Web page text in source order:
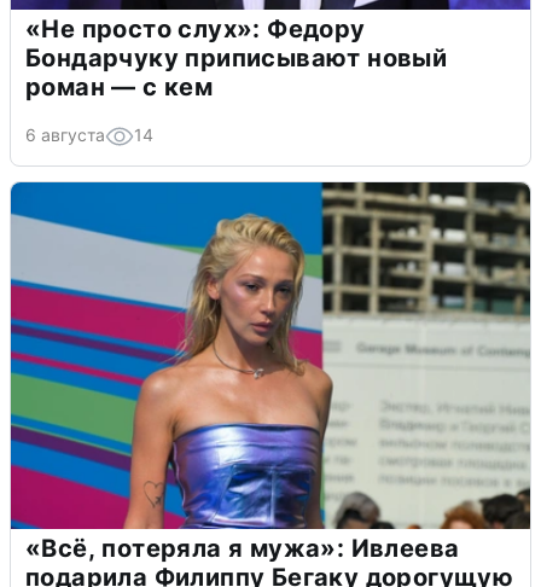
«Не просто слух»: Федору
Бондарчуку приписывают новый
роман — с кем
6 августа 14
«Всё, потеряла я мужа»: Ивлеева
подарила Филиппу Бегаку дорогущую